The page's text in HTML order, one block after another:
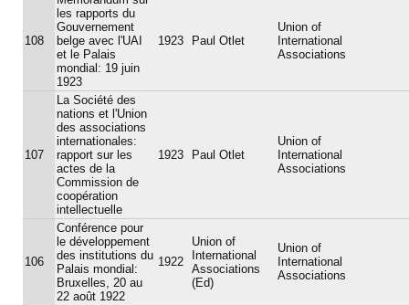
108
les rapports du
Gouvernement
belge avec l'UAI
et le Palais
mondial: 19 juin
1923
1923 Paul Otlet
Union of
International
Associations
107
La Société des
nations et l'Union
des associations
internationales:
rapport sur les
actes de la
Commission de
coopération
intellectuelle
1923 Paul Otlet
Union of
International
Associations
106
Conférence pour
le développement
des institutions du
Palais mondial:
Bruxelles, 20 au
22 août 1922
1922
Union of
International
Associations
(Ed)
Union of
International
Associations